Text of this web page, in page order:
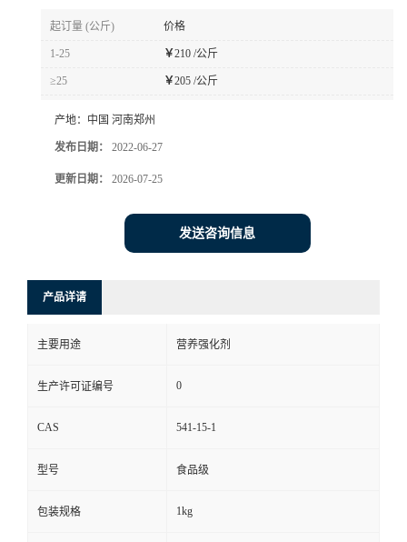
起订量 (公斤) 价格
1-25 ￥210 /公斤
≥25 ￥205 /公斤
产地： 中国 河南郑州
发布日期： 2022-06-27
更新日期： 2026-07-25
发送咨询信息
产品详请
主要用途 营养强化剂
生产许可证编号 0
CAS 541-15-1
型号 食品级
包装规格 1kg